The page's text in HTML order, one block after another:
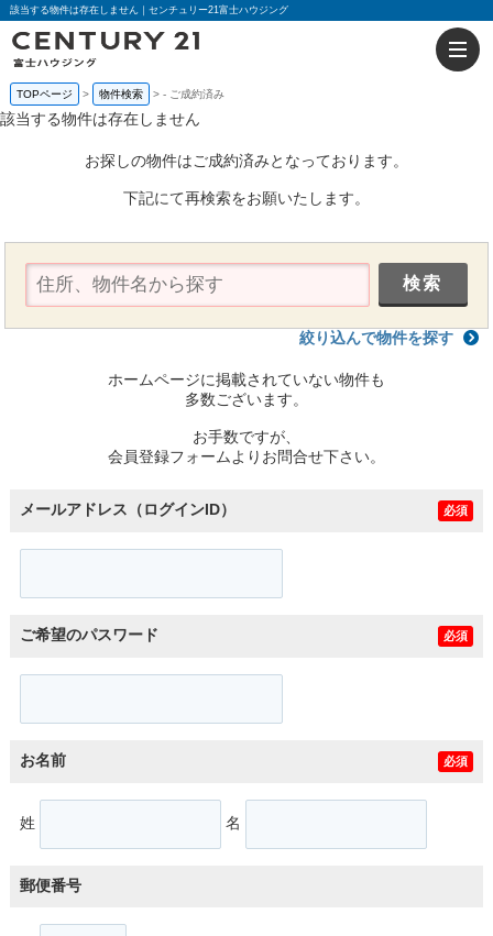
該当する物件は存在しません｜センチュリー21富士ハウジング
TOPページ 物件検索 - ご成約済み
該当する物件は存在しません
お探しの物件はご成約済みとなっております。
下記にて再検索をお願いたします。
絞り込んで物件を探す
ホームページに掲載されていない物件も
多数ございます。
お手数ですが、
会員登録フォームよりお問合せ下さい。
メールアドレス（ログインID） 必須
ご希望のパスワード 必須
お名前 必須
姓 名
郵便番号